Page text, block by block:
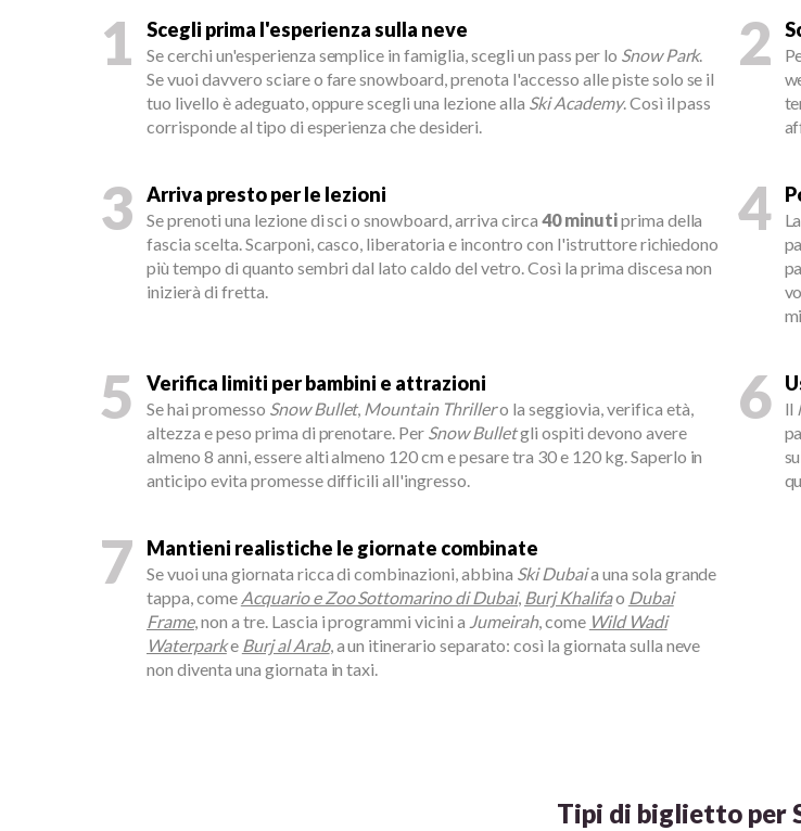
1 Scegli prima l'esperienza sulla neve
Se cerchi un'esperienza semplice in famiglia, scegli un pass per lo Snow Park.
Se vuoi davvero sciare o fare snowboard, prenota l'accesso alle piste solo se il
tuo livello è adeguato, oppure scegli una lezione alla Ski Academy. Così il pass
corrisponde al tipo di esperienza che desideri.
2
3 Arriva presto per le lezioni
Se prenoti una lezione di sci o snowboard, arriva circa 40 minutiprima della
fascia scelta. Scarponi, casco, liberatoria e incontro con l'istruttore richiedono
più tempo di quanto sembri dal lato caldo del vetro. Così la prima discesa non
inizierà di fretta.
4
5 Verifica limiti per bambini e attrazioni
Se hai promesso Snow Bullet, Mountain Thrillero la seggiovia, verifica età,
altezza e peso prima di prenotare. Per Snow Bulletgli ospiti devono avere
almeno 8 anni, essere alti almeno 120 cm e pesare tra 30 e 120 kg. Saperlo in
anticipo evita promesse difficili all'ingresso.
6 Il
7 Mantieni realistiche le giornate combinate
Se vuoi una giornata ricca di combinazioni, abbina Ski Dubaia una sola grande
tappa, come Acquario e Zoo Sottomarino di Dubai, Burj Khalifao Dubai
Frame, non a tre. Lascia i programmi vicini a Jumeirah, come Wild Wadi
Waterparke Burj al Arab, a un itinerario separato: così la giornata sulla neve
non diventa una giornata in taxi.
Tipi di biglietto per